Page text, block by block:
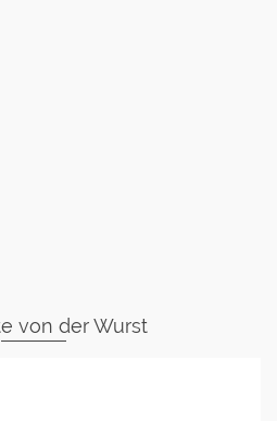
von der Wurst